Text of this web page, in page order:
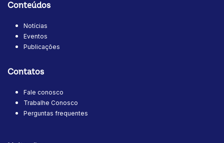
Conteúdos
Notícias
Eventos
Publicações
Contatos
Fale conosco
Trabalhe Conosco
Perguntas frequentes